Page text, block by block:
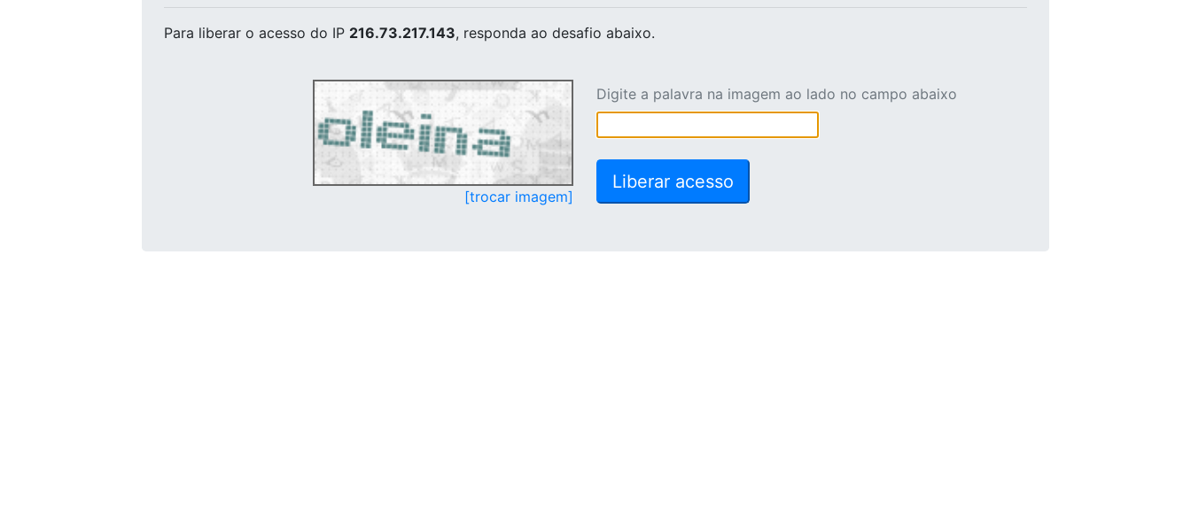
Para liberar o acesso do IP 216.73.217.143, responda ao desafio abaixo.
[trocar imagem]
Digite a palavra na imagem ao lado no campo abaixo